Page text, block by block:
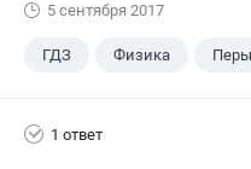
5 сентября 2017
ГДЗ Физика
1 ответ